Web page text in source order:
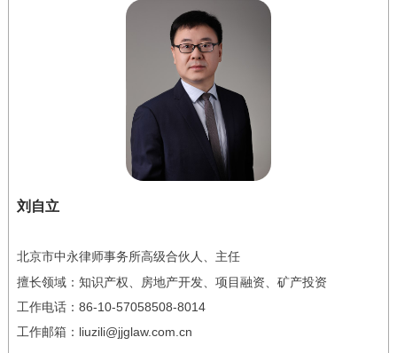
刘自立
北京市中永律师事务所高级合伙人、主任
擅长领域： 知识产权、房地产开发、项目融资、矿产投资
工作电话： 86-10-57058508-8014
工作邮箱：liuzili@jjglaw.com.cn